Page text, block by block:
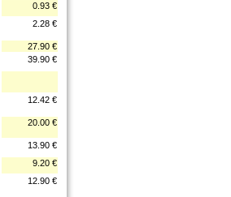
0.93 €
2.28 €
27.90 €
39.90 €
12.42 €
20.00 €
13.90 €
9.20 €
12.90 €